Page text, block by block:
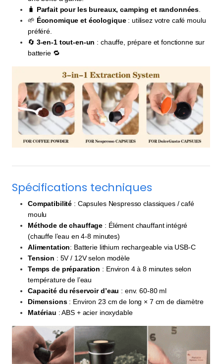
🧳 Parfait pour les bureaux, camping et randonnées.
🌱 Économique et écologique: utilisez votre café moulu
préféré.
🔄 3-en-1 tout-en-un : chauffe, prépare et fonctionne sur
batterie 🔁
Spécifications techniques
Compatibilité : Capsules Nespresso classiques / café
moulu
Méthode de chauffage : Élément chauffant intégré
(chauffe l’eau en 4-8 minutes)
Alimentation: Batterie lithium rechargeable via USB-C
Tension : 5V / 12V selon modèle
Temps de préparation : Environ 4 à 8 minutes selon
température de l’eau
Capacité du réservoir d’eau : env. 60-80 ml
Dimensions: Environ 23 cm de long × 7 cm de diamètre
Matériau : ABS + acier inoxydable